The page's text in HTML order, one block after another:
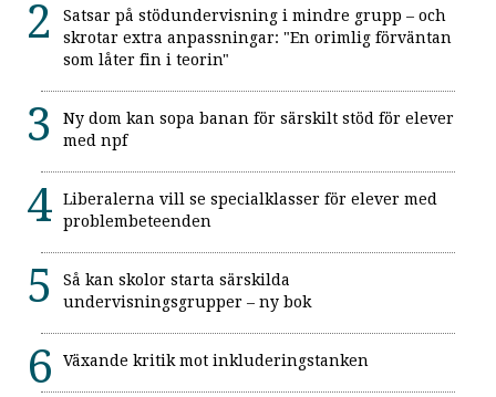
Satsar på stödundervisning i mindre grupp – och
skrotar extra anpassningar: "En orimlig förväntan
som låter fin i teorin"
Ny dom kan sopa banan för särskilt stöd för elever
med npf
Liberalerna vill se specialklasser för elever med
problembeteenden
Så kan skolor starta särskilda
undervisningsgrupper – ny bok
Växande kritik mot inkluderingstanken